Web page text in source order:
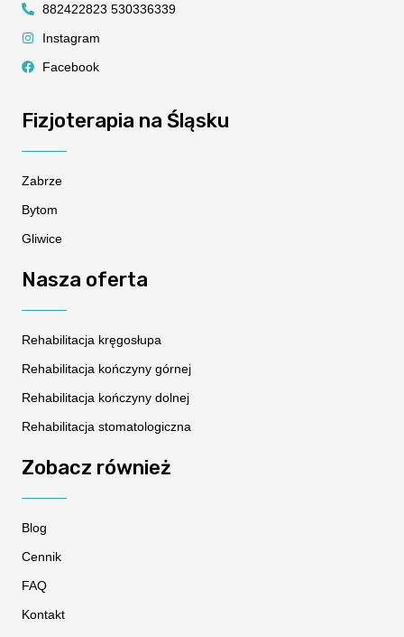
882422823 530336339
Instagram
Facebook
Fizjoterapia na Śląsku
Zabrze
Bytom
Gliwice
Nasza oferta
Rehabilitacja kręgosłupa
Rehabilitacja kończyny górnej
Rehabilitacja kończyny dolnej
Rehabilitacja stomatologiczna
Zobacz również
Blog
Cennik
FAQ
Kontakt